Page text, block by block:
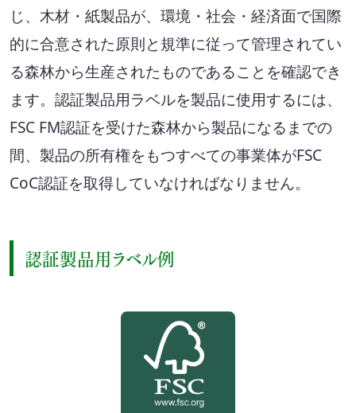
じ、木材・紙製品が、環境・社会・経済面で国際
的に合意された原則と規準に従って管理されてい
る森林から生産されたものであることを確認でき
ます。認証製品用ラベルを製品に使用するには、
FSC FM認証を受けた森林から製品になるまでの
間、製品の所有権をもつすべての事業体がFSC
CoC認証を取得していなければなりません。
認証製品用ラベル例